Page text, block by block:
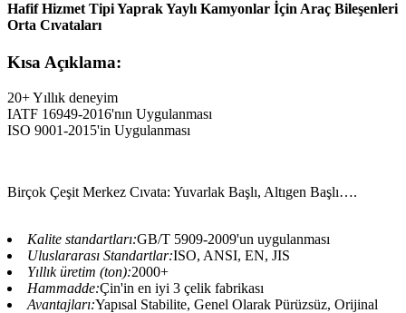
Hafif Hizmet Tipi Yaprak Yaylı Kamyonlar İçin Araç Bileşenleri
Orta Cıvataları
Kısa Açıklama:
20+ Yıllık deneyim
IATF 16949-2016'nın Uygulanması
ISO 9001-2015'in Uygulanması
Birçok Çeşit Merkez Cıvata: Yuvarlak Başlı, Altıgen Başlı….
Kalite standartları:GB/T 5909-2009'un uygulanması
Uluslararası Standartlar:ISO, ANSI, EN, JIS
Yıllık üretim (ton):2000+
Hammadde:Çin'in en iyi 3 çelik fabrikası
Avantajları:Yapısal Stabilite, Genel Olarak Pürüzsüz, Orijinal